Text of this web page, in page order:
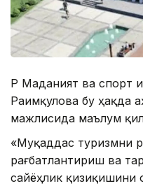
ҚР Маданият ва спорт
Раимқулова бу ҳақда
мажлисида маълум
«Муқаддас туризмни
рағбатлантириш ва
сайёҳлик